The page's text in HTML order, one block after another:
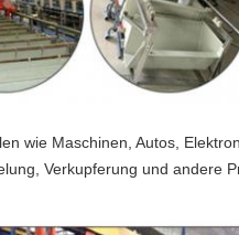
wie Maschinen, Autos,
Verkupferung und andere